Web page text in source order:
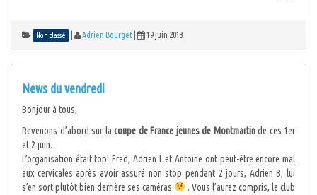
Non classé Adrien Bourget 19 juin 2013
News du vendredi
Bonjour à tous,
Revenons d’abord sur la coupe de France jeunes de Montmartinde ces 1er
et 2 juin.
L’organisation était top! Fred, Adrien L et Antoine ont peut-être encore mal
aux cervicales après avoir assuré non stop pendant 2 jours, Adrien B, lui
s’en sort plutôt bien derrière ses caméras
. Vous l’aurez compris, le club